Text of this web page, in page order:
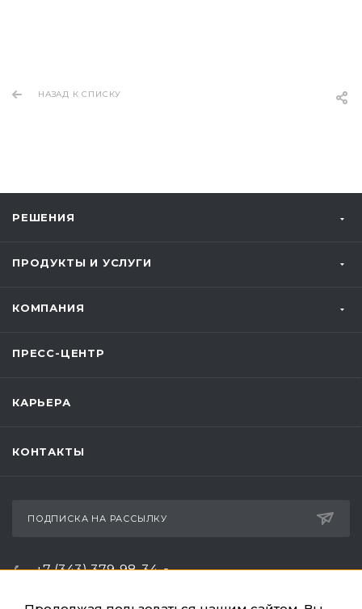
НАЗАД К СПИСКУ
РЕШЕНИЯ
ПРОДУКТЫ И УСЛУГИ
КОМПАНИЯ
ПРЕСС-ЦЕНТР
КАРЬЕРА
КОНТАКТЫ
ПОДПИСКА НА РАССЫЛКУ
+7 (343) 379-98-34